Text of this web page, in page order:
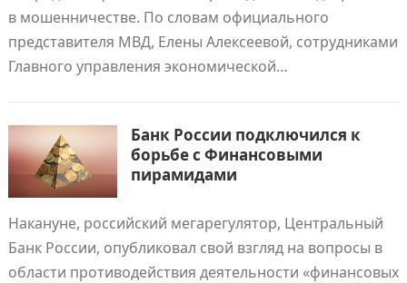
в мошенничестве. По словам официального
представителя МВД, Елены Алексеевой, сотрудниками
Главного управления экономической…
Банк России подключился к
борьбе с Финансовыми
пирамидами
Накануне, российский мегарегулятор, Центральный
Банк России, опубликовал свой взгляд на вопросы в
области противодействия деятельности «финансовых